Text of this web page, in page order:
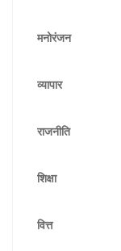
मनोरंजन
व्यापार
राजनीति
शिक्षा
वित्त